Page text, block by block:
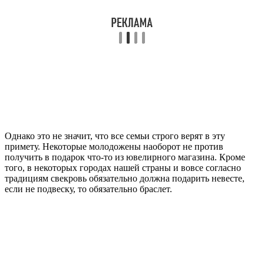
Однако это не значит, что все семьи строго верят в эту
примету. Некоторые молодожены наоборот не против
получить в подарок что-то из ювелирного магазина. Кроме
того, в некоторых городах нашей страны и вовсе согласно
традициям свекровь обязательно должна подарить невесте,
если не подвеску, то обязательно браслет.